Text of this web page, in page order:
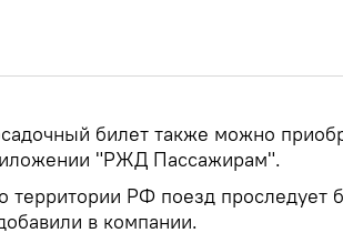
билет также можно
"РЖД Пассажирам".
территории РФ поезд проследует
в компании.